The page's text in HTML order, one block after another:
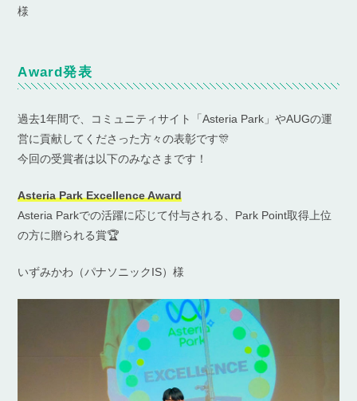
様
Award発表
過去1年間で、コミュニティサイト「Asteria Park」やAUGの運
営に貢献してくださった方々の表彰です🎊
今回の受賞者は以下のみなさまです！
Asteria Park Excellence Award
Asteria Parkでの活躍に応じて付与される、Park Point取得上位
の方に贈られる賞🏆
いずみかわ（パナソニックIS）様